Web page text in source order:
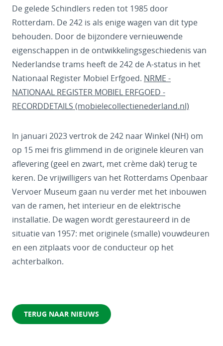
De gelede Schindlers reden tot 1985 door
Rotterdam. De 242 is als enige wagen van dit type
behouden. Door de bijzondere vernieuwende
eigenschappen in de ontwikkelingsgeschiedenis van
Nederlandse trams heeft de 242 de A-status in het
Nationaal Register Mobiel Erfgoed. NRME -
NATIONAAL REGISTER MOBIEL ERFGOED -
RECORDDETAILS (mobielecollectienederland.nl)
In januari 2023 vertrok de 242 naar Winkel (NH) om
op 15 mei fris glimmend in de originele kleuren van
aflevering (geel en zwart, met crème dak) terug te
keren. De vrijwilligers van het Rotterdams Openbaar
Vervoer Museum gaan nu verder met het inbouwen
van de ramen, het interieur en de elektrische
installatie. De wagen wordt gerestaureerd in de
situatie van 1957: met originele (smalle) vouwdeuren
en een zitplaats voor de conducteur op het
achterbalkon.
TERUG NAAR NIEUWS